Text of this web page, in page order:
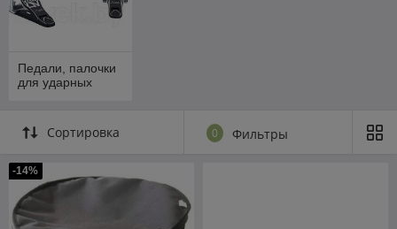
Педали, палочки
для ударных
Сортировка 0 Фильтры
-14%